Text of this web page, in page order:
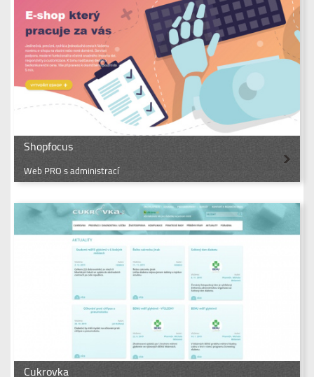
Shopfocus
Web PRO s administrací
Cukrovka